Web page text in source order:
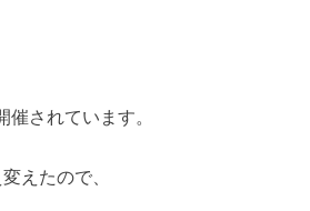
されています。
えたので、